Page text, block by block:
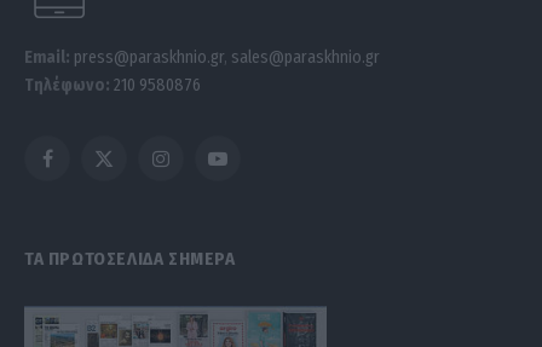
Email: press@paraskhnio.gr, sales@paraskhnio.gr
Τηλέφωνο: 210 9580876
Facebook
X
InstagramYouTube
ΤΑ ΠΡΩΤΟΣΕΛΙΔΑ ΣΗΜΕΡΑ